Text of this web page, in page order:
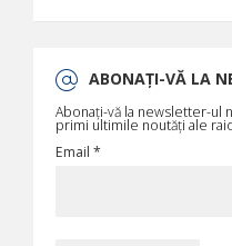
ABONAȚI-VĂ LA
Abonați-vă la newsletter-ul
primi ultimile noutăți ale
Email *